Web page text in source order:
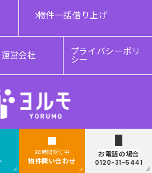
物件一括借り上げ
運営会社 プライバシーポリ
シー
All rights reserved.
24時間受付中
物件問い合わせ
お電話の場合
0120-31-5441